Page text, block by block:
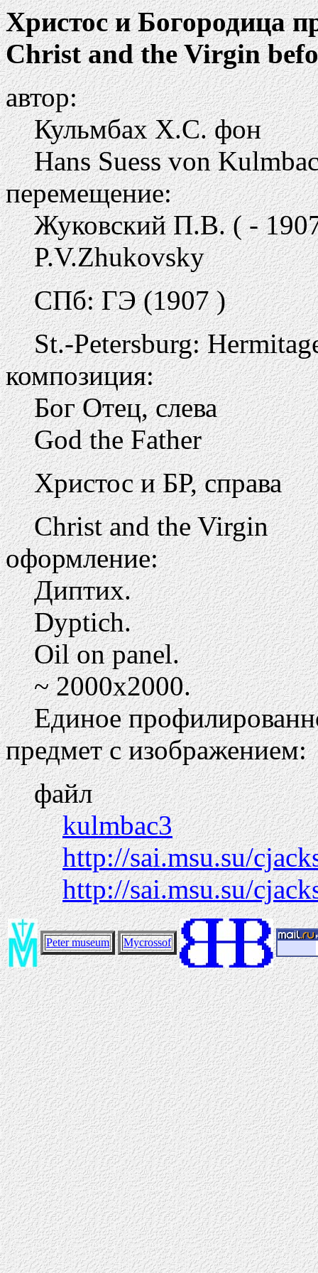
Христос и Богородица
Christ and the Virgin
автор:
Кульмбах Х.С. фон
Hans Suess von
перемещение:
Жуковский П.В. ( -
P.V.Zhukovsky
СПб: ГЭ (1907 )
St.-Petersburg:
композиция:
Бог Отец, слева
God the Father
Христос и БР, справа
Christ and the Virgin
оформление:
Диптих.
Dyptich.
Oil on panel.
~ 2000х2000.
Единое
предмет с изображением:
файл
kulmbac3
http://sai.msu.su/
http://sai.msu.su/
Peter museum Mycrossof